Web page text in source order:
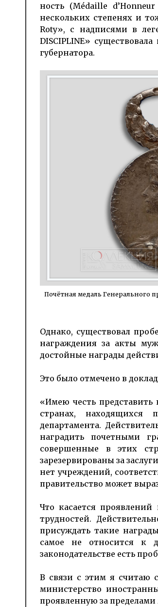
ность (Médaille
нескольких степенях и
Roty», с надписями в
DISCIPLINE»
губернатора.
Почётная медаль Гене­рального
Однако, существовал
награждения за акты
достойные награды
Это было отмечено в
«Имею честь
странах,
департамента.
наградить почетными
совершенные в этих
зарезервированы за
нет учреждений,
правительство может
Что касается
трудностей.
присуждать такие
самое не относится к
законодательстве есть
В связи с этим я считаю
министерство
проявленную за